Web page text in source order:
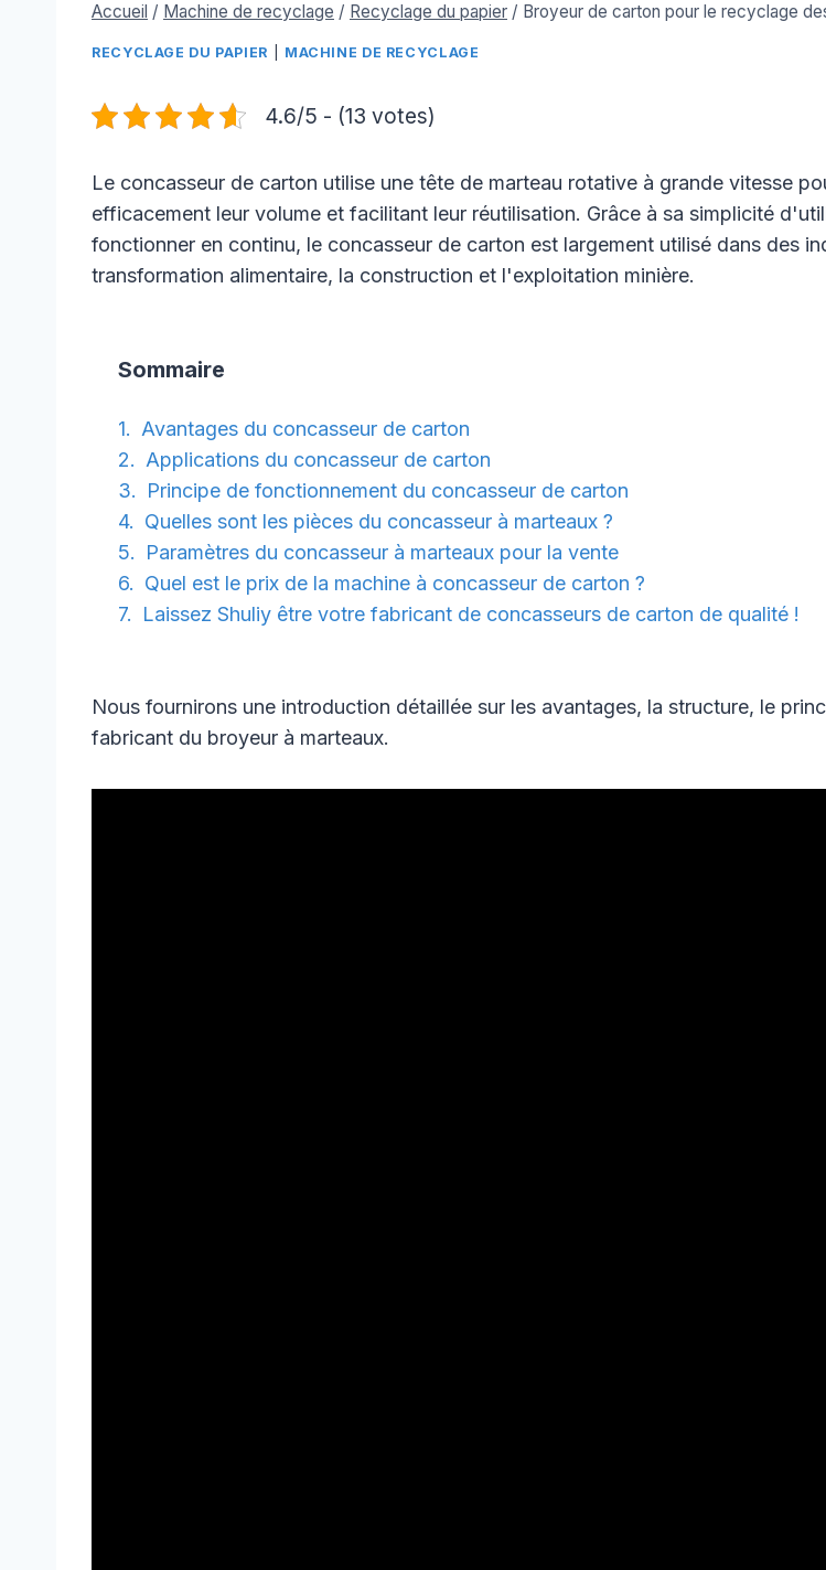
Accueil / Machine de recyclage / Recyclage du papier / Broyeur de carton pour le recyclage
RECYCLAGE DU PAPIER MACHINE DE RECYCLAGE
4.6/5 - (13 votes)
Le concasseur de carton utilise une tête de marteau rotative à grande vitesse
efficacement leur volume et facilitant leur réutilisation. Grâce à sa simplicité
fonctionner en continu, le concasseur de carton est largement utilisé dans des
transformation alimentaire, la construction et l'exploitation minière.
Sommaire
Avantages du concasseur de carton
Applications du concasseur de carton
Principe de fonctionnement du concasseur de carton
Quelles sont les pièces du concasseur à marteaux ?
Paramètres du concasseur à marteaux pour la vente
Quel est le prix de la machine à concasseur de carton ?
Laissez Shuliy être votre fabricant de concasseurs de carton de qualité !
Nous fournirons une introduction détaillée sur les avantages, la structure, le
fabricant du broyeur à marteaux.